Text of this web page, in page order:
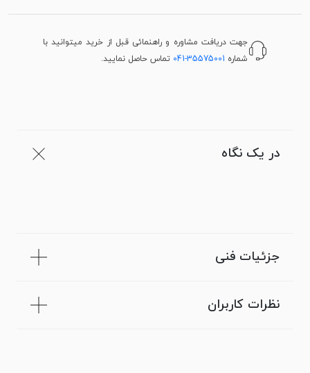
جهت دریافت مشاوره و راهنمائی قبل از خرید میتوانید با
شماره 041-35575001 تماس حاصل نمایید.
در یک نگاه
جزئیات فنی
نظرات کاربران